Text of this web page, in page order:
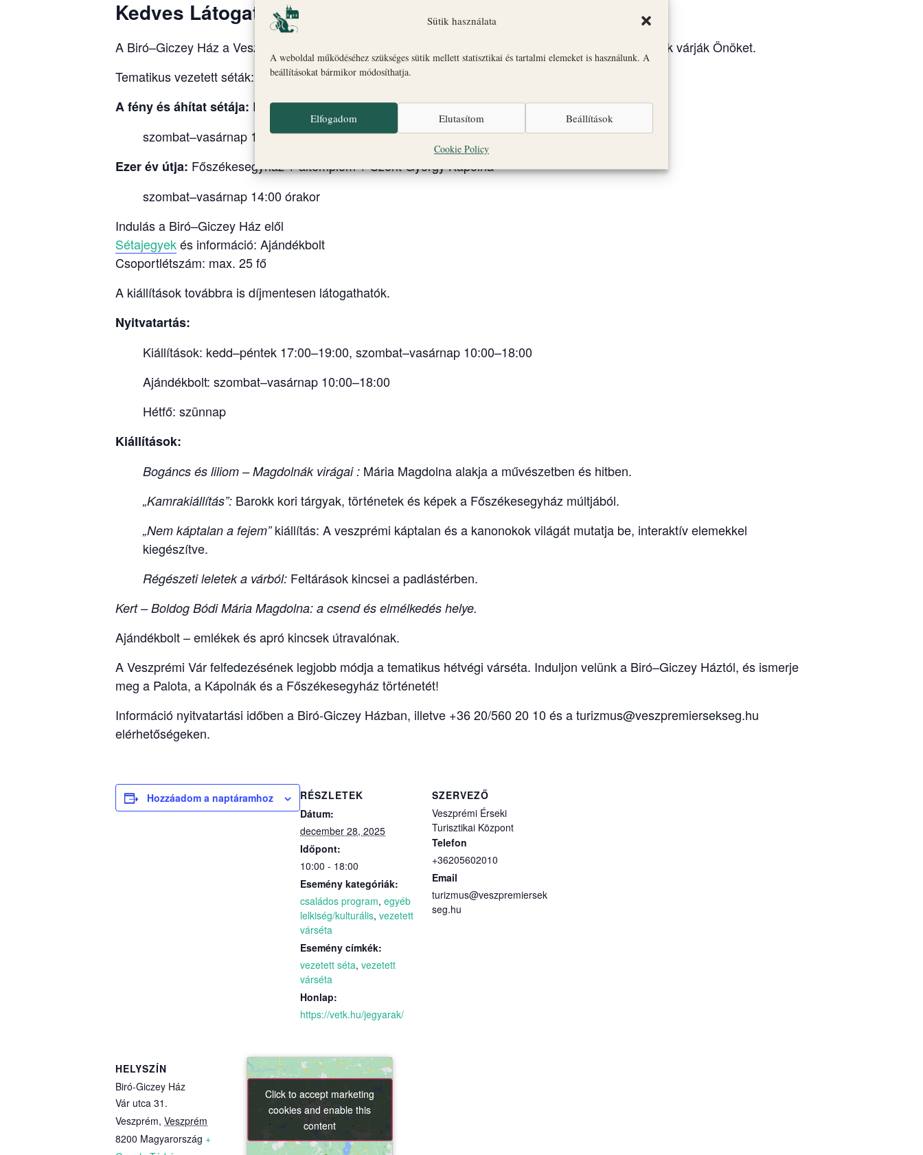
Sütik használata
A weboldal működéséhez szükséges sütik mellett statisztikai és tartalmi elemeket is használunk. A
beállításokat bármikor módosíthatja.
Elfogadom Elutasítom Beállítások
Cookie Policy
Kedves Látogatók!
A Biró–Giczey Ház a Veszprémi Várnegyed barokk ékszerdoboza, ahol kert, ajándékbolt és kiállítások várják Önöket.
Tematikus vezetett séták:
A fény és áhítat sétája: Érseki Palota + Gizella Kápolna
szombat–vasárnap 11:30 és 16:00 órakor
Ezer év útja: Főszékesegyház + altemplom + Szent György Kápolna
szombat–vasárnap 14:00 órakor
Indulás a Biró–Giczey Ház elől
Sétajegyekés információ: Ajándékbolt
Csoportlétszám: max. 25 fő
A kiállítások továbbra is díjmentesen látogathatók.
Nyitvatartás:
Kiállítások: kedd–péntek 17:00–19:00, szombat–vasárnap 10:00–18:00
Ajándékbolt: szombat–vasárnap 10:00–18:00
Hétfő: szünnap
Kiállítások:
Bogáncs és liliom – Magdolnák virágai : Mária Magdolna alakja a művészetben és hitben.
„Kamrakiállítás”: Barokk kori tárgyak, történetek és képek a Főszékesegyház múltjából.
„Nem káptalan a fejem”kiállítás: A veszprémi káptalan és a kanonokok világát mutatja be, interaktív elemekkel
kiegészítve.
Régészeti leletek a várból: Feltárások kincsei a padlástérben.
Kert – Boldog Bódi Mária Magdolna: a csend és elmélkedés helye.
Ajándékbolt – emlékek és apró kincsek útravalónak.
A Veszprémi Vár felfedezésének legjobb módja a tematikus hétvégi várséta. Induljon velünk a Biró–Giczey Háztól, és ismerje
meg a Palota, a Kápolnák és a Főszékesegyház történetét!
Információ nyitvatartási időben a Biró-Giczey Házban, illetve +36 20/560 20 10 és a turizmus@veszpremiersekseg.hu
elérhetőségeken.
Hozzáadom a naptáramhoz
RÉSZLETEK
Dátum:
december 28, 2025
Időpont:
10:00 - 18:00
Esemény kategóriák:
családos program, egyéb
lelkiség/kulturális, vezetett
várséta
Esemény címkék:
vezetett séta, vezetett
várséta
Honlap:
https://vetk.hu/jegyarak/
SZERVEZŐ
Veszprémi Érseki
Turisztikai Központ
Telefon
+36205602010
Email
turizmus@veszpremiersek
seg.hu
HELYSZÍN
Biró-Giczey Ház
Vár utca 31.
Veszprém, Veszprém
8200 Magyarország +
Click to accept marketing
cookies and enable this
content
Click to accept marketing
cookies and enable this
content